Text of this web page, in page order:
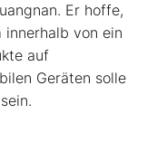
Er hoffe,
innerhalb von ein
auf
Geräten solle